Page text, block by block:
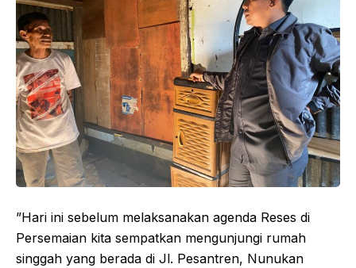
”Hari ini sebelum melaksanakan agenda Reses di
Persemaian kita sempatkan mengunjungi rumah
singgah yang berada di Jl. Pesantren, Nunukan